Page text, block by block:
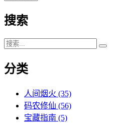
搜索
分类
人间烟火 (35)
码农修仙 (56)
宝藏指南 (5)